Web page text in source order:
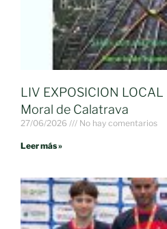
LIV EXPOSICION
Moral de Calatrava
27/06/2026 No hay comentarios
Leer más »